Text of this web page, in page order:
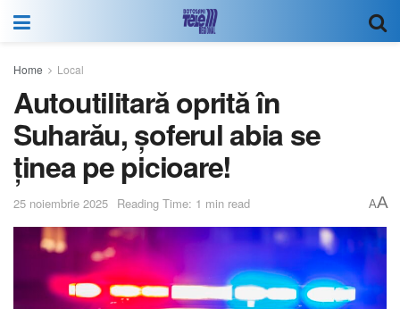
Home Local
Autoutilitară oprită în
Suharău, șoferul abia se
ținea pe picioare!
25 noiembrie 2025 Reading Time: 1 min read AA